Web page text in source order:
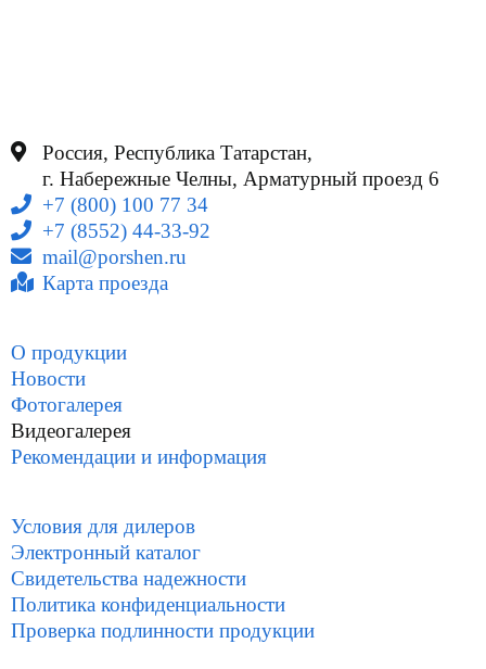
Россия, Республика Татарстан,
г. Набережные Челны, Арматурный проезд 6
+7 (800) 100 77 34
+7 (8552) 44-33-92
mail@porshen.ru
Карта проезда
О продукции
Новости
Фотогалерея
Видеогалерея
Рекомендации и информация
Условия для дилеров
Электронный каталог
Свидетельства надежности
Политика конфиденциальности
Проверка подлинности продукции